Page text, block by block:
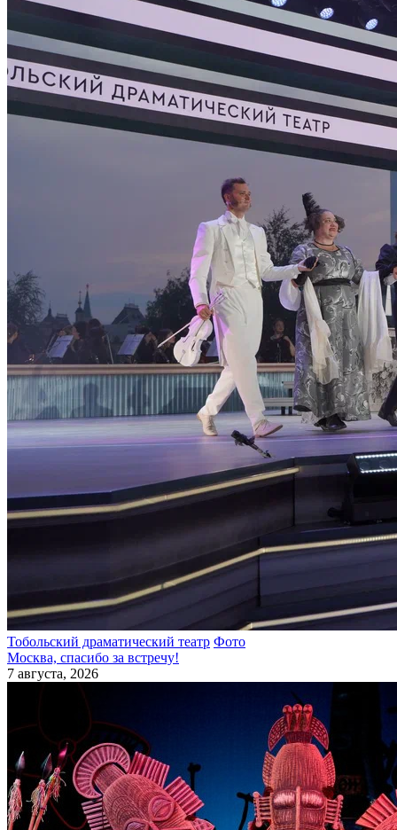
Тобольский драматический театр Фото
Москва, спасибо за встречу!
7 августа, 2026